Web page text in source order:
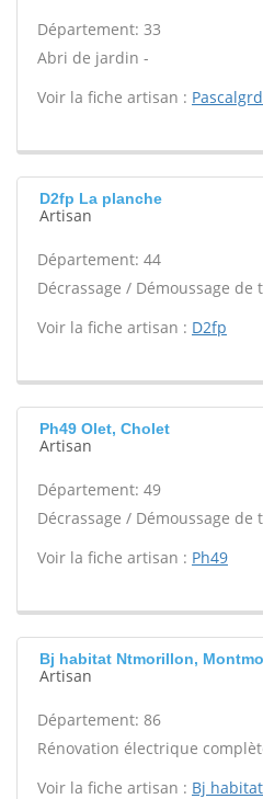
Département: 33
Abri de jardin -
Voir la fiche artisan :
D2fp La planche
Artisan
Département: 44
Décrassage / Démoussage de
Voir la fiche artisan : D2fp
Ph49 Olet, Cholet
Artisan
Département: 49
Décrassage / Démoussage de
Voir la fiche artisan : Ph49
Bj habitat Ntmorillon,
Artisan
Département: 86
Rénovation électrique
Voir la fiche artisan : Bj habitat